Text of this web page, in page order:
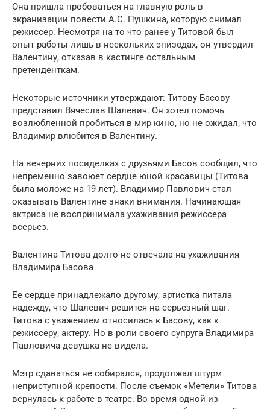
Она пришла пробоваться на главную роль в
экранизации повести А.С. Пушкина, которую снимал
режиссер. Несмотря на то что ранее у Титовой был
опыт работы лишь в нескольких эпизодах, он утвердил
Валентину, отказав в кастинге остальным
претенденткам.
Некоторые источники утверждают: Титову Басову
представил Вячеслав Шалевич. Он хотел помочь
возлюбленной пробиться в мир кино, но не ожидал, что
Владимир влюбится в Валентину.
На вечерних посиделках с друзьями Басов сообщил, что
непременно завоюет сердце юной красавицы (Титова
была моложе на 19 лет). Владимир Павлович стал
оказывать Валентине знаки внимания. Начинающая
актриса не воспринимала ухаживания режиссера
всерьез.
Валентина Титова долго не отвечала на ухаживания
Владимира Басова
Ее сердце принадлежало другому, артистка питала
надежду, что Шалевич решится на серьезный шаг.
Титова с уважением относилась к Басову, как к
режиссеру, актеру. Но в роли своего супруга Владимира
Павловича девушка не видела.
Мэтр сдаваться не собирался, продолжал штурм
неприступной крепости. После съемок «Метели» Титова
вернулась к работе в театре. Во время одной из